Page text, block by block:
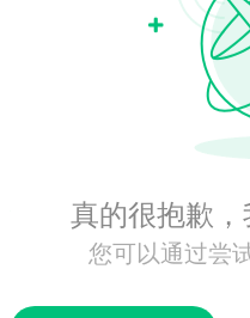
真的很抱歉
您可以通过尝